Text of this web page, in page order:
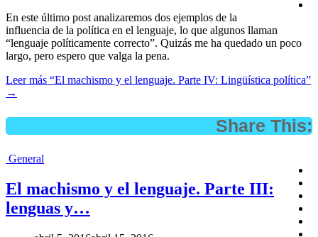
En este último post analizaremos dos ejemplos de la
influencia de la política en el lenguaje, lo que algunos llaman
“lenguaje políticamente correcto”. Quizás me ha quedado un poco
largo, pero espero que valga la pena.
Leer más “El machismo y el lenguaje. Parte IV: Lingüística política”
→
Share This:
General
El machismo y el lenguaje. Parte III:
lenguas y…